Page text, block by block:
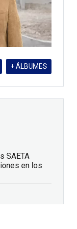
+ ÁLBUMES
SAETA
en los